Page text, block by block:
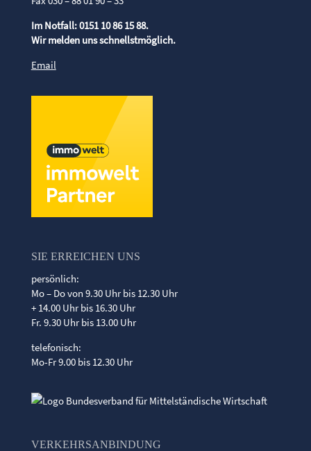
Im Notfall: 0151 10 86 15 88.
Wir melden uns schnellstmöglich.
Email
SIE ERREICHEN UNS
persönlich:
Mo – Do von 9.30 Uhr bis 12.30 Uhr
+ 14.00 Uhr bis 16.30 Uhr
Fr. 9.30 Uhr bis 13.00 Uhr
telefonisch:
Mo-Fr 9.00 bis 12.30 Uhr
VERKEHRSANBINDUNG